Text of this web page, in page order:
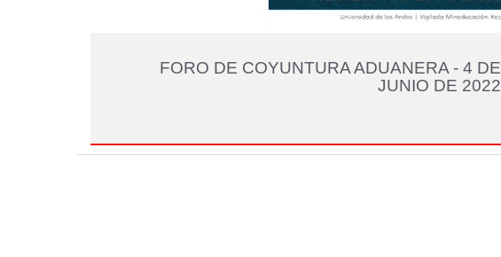
FORO DE COYUNTURA ADUANERA - 4 DE
JUNIO DE 2022